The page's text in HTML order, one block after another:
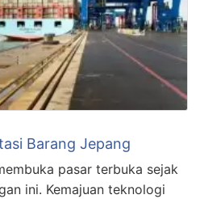
Barang Jepang
pasar terbuka sejak
ini. Kemajuan teknologi